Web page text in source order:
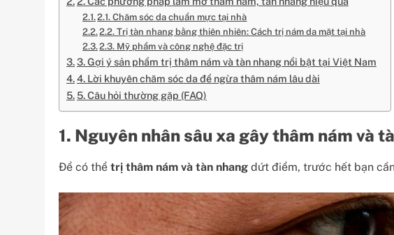
2.1. Chăm sóc da chuẩn mực tại nhà
2.2. Trị tàn nhang bằng thiên nhiên: Cách trị nám da mặt tại nhà
2.3. Mỹ phẩm và công nghệ đặc trị
3. Gợi ý sản phẩm trị thâm nám và tàn nhang nổi bật tại Việt Nam
4. Lời khuyên chăm sóc da để ngừa thâm nám lâu dài
5. Câu hỏi thường gặp (FAQ)
1. Nguyên nhân sâu xa gây thâm nám và
Để có thể trị thâm nám và tàn nhang dứt điểm, trước hết bạn